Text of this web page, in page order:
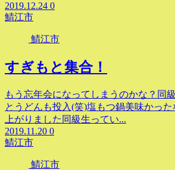
2019.12.24 0
鯖江市
鯖江市
すぎもと集合！
もう忘年会になってしまうのかな？同
とうどんも投入(笑)塩もつ鍋美味かっ
上がりました同級生ってい...
2019.11.20 0
鯖江市
鯖江市